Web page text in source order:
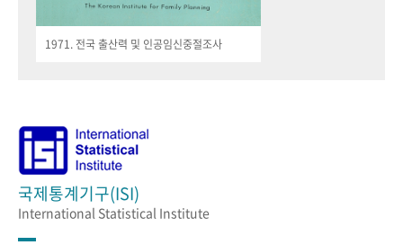
1971. 전국 출산력 및 인공임신중절조사
국제통계기구(ISI)
International Statistical Institute